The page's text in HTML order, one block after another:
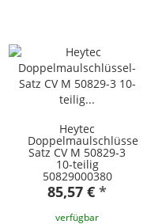
Heytec
Doppelmaulschlüssel-
Satz CV M 50829-3
10-teilig
50829000380
85,57 € *
verfügbar